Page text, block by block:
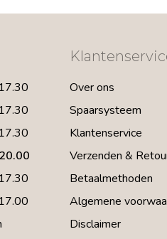
Over ons
Spaarsysteem
Klantenservice
Verzenden &
Betaalmethoden
Algemene
Disclaimer